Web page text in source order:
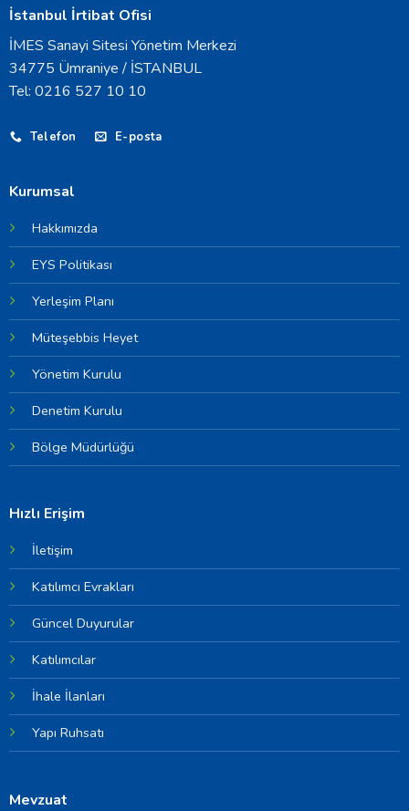
İstanbul İrtibat Ofisi
İMES Sanayi Sitesi Yönetim Merkezi
34775 Ümraniye / İSTANBUL
Tel: 0216 527 10 10
Telefon E-posta
Kurumsal
Hakkımızda
EYS Politikası
Yerleşim Planı
Müteşebbis Heyet
Yönetim Kurulu
Denetim Kurulu
Bölge Müdürlüğü
Hızlı Erişim
İletişim
Katılımcı Evrakları
Güncel Duyurular
Katılımcılar
İhale İlanları
Yapı Ruhsatı
Mevzuat